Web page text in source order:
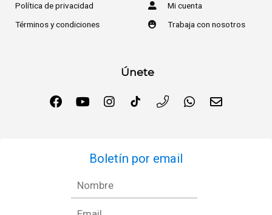
Política de privacidad
Términos y condiciones
Mi cuenta
Trabaja con nosotros
Únete
Boletín por email